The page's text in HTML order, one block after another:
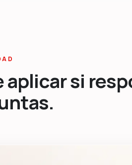
aplicar si